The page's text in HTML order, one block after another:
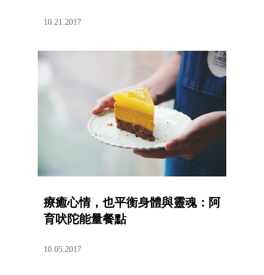
10.21.2017
療癒心情，也平衡身體與靈魂：阿
育吠陀能量餐點
10.05.2017